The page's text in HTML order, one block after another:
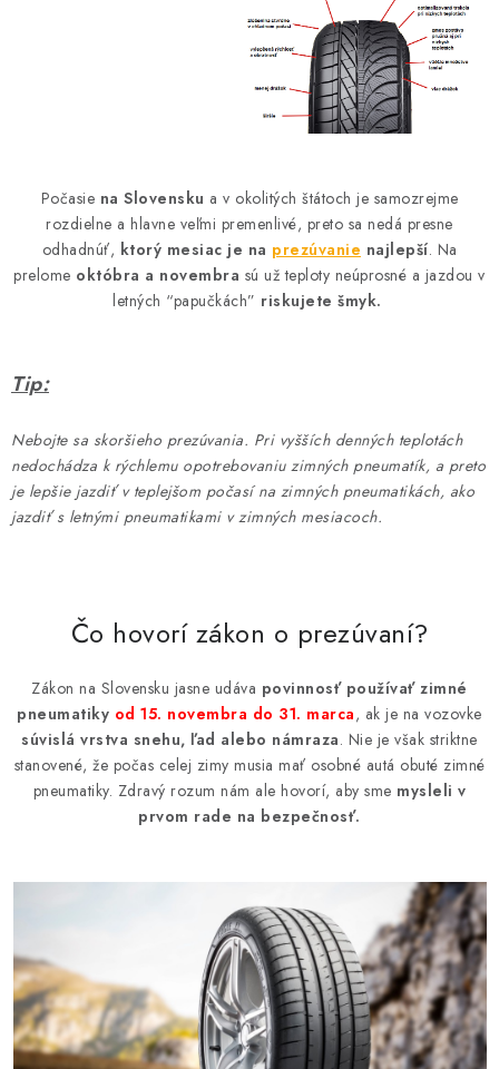
Počasie na Slovensku a v okolitých štátoch je samozrejme
rozdielne a hlavne veľmi premenlivé, preto sa nedá presne
odhadnúť, ktorý mesiac je na prezúvanie najlepší. Na
prelome októbra a novembra sú už teploty neúprosné a jazdou v
letných “papučkách” riskujete šmyk.
Tip:
Nebojte sa skoršieho prezúvania. Pri vyšších denných teplotách
nedochádza k rýchlemu opotrebovaniu zimných pneumatík, a preto
je lepšie jazdiť v teplejšom počasí na zimných pneumatikách, ako
jazdiť s letnými pneumatikami v zimných mesiacoch.
Čo hovorí zákon o prezúvaní?
Zákon na Slovensku jasne udáva povinnosť používať zimné
pneumatiky od 15. novembra do 31. marca, ak je na vozovke
súvislá vrstva snehu, ľad alebo námraza. Nie je však striktne
stanovené, že počas celej zimy musia mať osobné autá obuté zimné
pneumatiky. Zdravý rozum nám ale hovorí, aby sme mysleli v
prvom rade na bezpečnosť.